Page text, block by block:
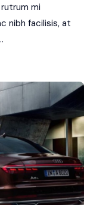
mi
nibh facilisis, at